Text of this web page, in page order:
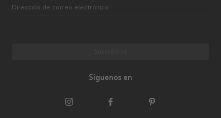
Dirección de correo electrónico
Síguenos en